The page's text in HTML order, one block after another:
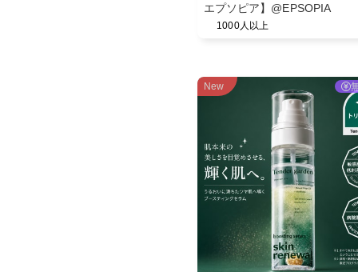
エプソピア】@EPSOPIA
1000人以上
New